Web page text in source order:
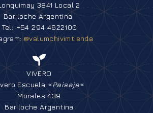
3841 Local 2
Bariloche Argentina
Tel: +54 294 4622100
@valumchivimtienda
VIVERO
Escuela «Paisaje«
Morales 439
Bariloche Argentina